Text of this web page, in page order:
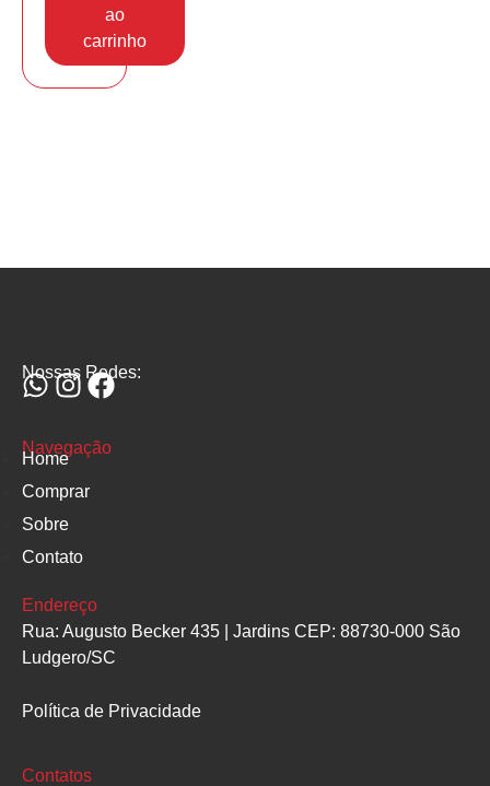
ao
carrinho
Nossas Redes:
Navegação
Home
Comprar
Sobre
Contato
Endereço
Rua: Augusto Becker 435 | Jardins CEP: 88730-000 São
Ludgero/SC
Política de Privacidade
Contatos